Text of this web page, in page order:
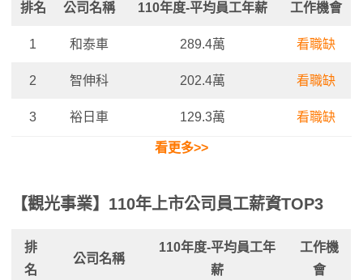
排名 公司名稱 110年度-平均員工年薪 工作機會
1 和泰車 289.4萬 看職缺
2 智伸科 202.4萬 看職缺
3 裕日車 129.3萬 看職缺
看更多>>
【觀光事業】110年上市公司員工薪資TOP3
排
名
公司名稱
110年度-平均員工年
薪
工作機
會